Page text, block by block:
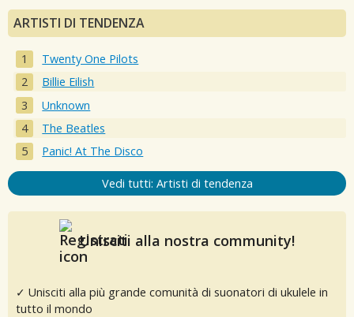
ARTISTI DI TENDENZA
Twenty One Pilots
Billie Eilish
Unknown
The Beatles
Panic! At The Disco
Vedi tutti: Artisti di tendenza
Unisciti alla nostra community!
✓ Unisciti alla più grande comunità di suonatori di ukulele in
tutto il mondo